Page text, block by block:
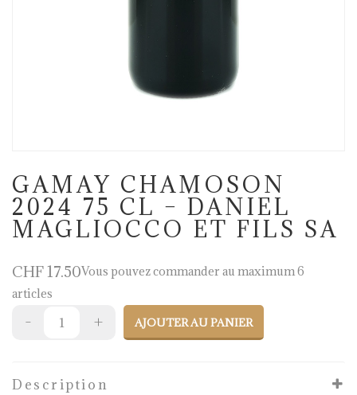
GAMAY CHAMOSON
2024 75 CL – DANIEL
MAGLIOCCO ET FILS SA
CHF17.50Vous pouvez commander au maximum 6
articles
AJOUTER AU PANIER
Description